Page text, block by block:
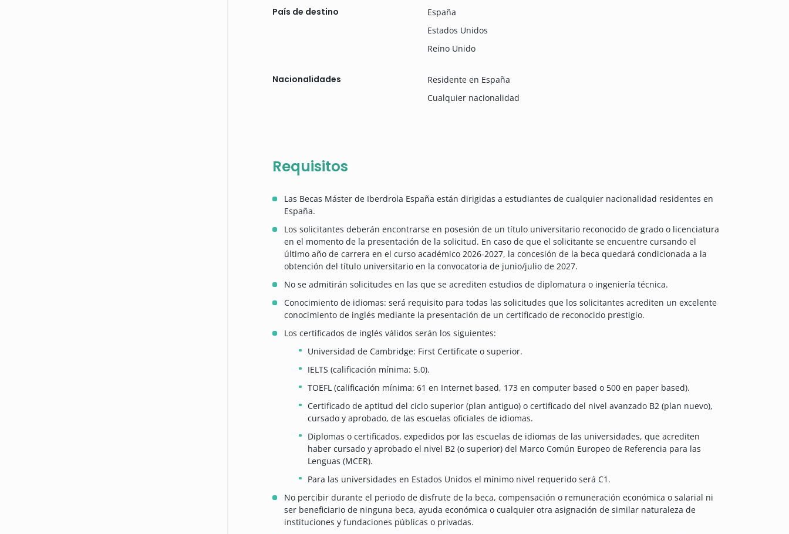
País de destino
España
Estados Unidos
Reino Unido
Nacionalidades
Residente en España
Cualquier nacionalidad
Requisitos
Las Becas Máster de Iberdrola España están dirigidas a estudiantes de cualquier nacionalidad residentes en
España.
Los solicitantes deberán encontrarse en posesión de un título universitario reconocido de grado o licenciatura
en el momento de la presentación de la solicitud. En caso de que el solicitante se encuentre cursando el
último año de carrera en el curso académico 2026-2027, la concesión de la beca quedará condicionada a la
obtención del título universitario en la convocatoria de junio/julio de 2027.
No se admitirán solicitudes en las que se acrediten estudios de diplomatura o ingeniería técnica.
Conocimiento de idiomas: será requisito para todas las solicitudes que los solicitantes acrediten un excelente
conocimiento de inglés mediante la presentación de un certificado de reconocido prestigio.
Los certificados de inglés válidos serán los siguientes:
Universidad de Cambridge: First Certificate o superior.
IELTS (calificación mínima: 5.0).
TOEFL (calificación mínima: 61 en Internet based, 173 en computer based o 500 en paper based).
Certificado de aptitud del ciclo superior (plan antiguo) o certificado del nivel avanzado B2 (plan nuevo),
cursado y aprobado, de las escuelas oficiales de idiomas.
Diplomas o certificados, expedidos por las escuelas de idiomas de las universidades, que acrediten
haber cursado y aprobado el nivel B2 (o superior) del Marco Común Europeo de Referencia para las
Lenguas (MCER).
Para las universidades en Estados Unidos el mínimo nivel requerido será C1.
No percibir durante el periodo de disfrute de la beca, compensación o remuneración económica o salarial ni
ser beneficiario de ninguna beca, ayuda económica o cualquier otra asignación de similar naturaleza de
instituciones y fundaciones públicas o privadas.